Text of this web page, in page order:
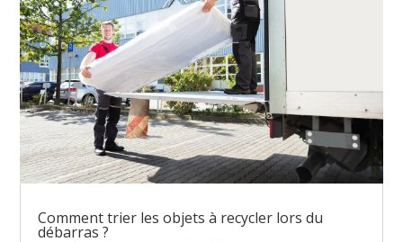
Comment trier les objets à recycler lors du
débarras ?